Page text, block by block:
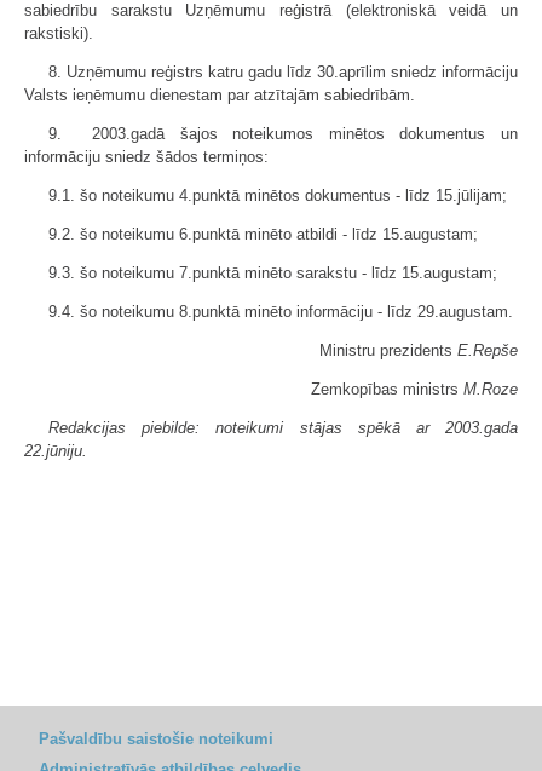
sabiedrību sarakstu Uzņēmumu reģistrā (elektroniskā veidā un
rakstiski).
8. Uzņēmumu reģistrs katru gadu līdz 30.aprīlim sniedz informāciju
Valsts ieņēmumu dienestam par atzītajām sabiedrībām.
9. 2003.gadā šajos noteikumos minētos dokumentus un
informāciju sniedz šādos termiņos:
9.1. šo noteikumu 4.punktā minētos dokumentus - līdz 15.jūlijam;
9.2. šo noteikumu 6.punktā minēto atbildi - līdz 15.augustam;
9.3. šo noteikumu 7.punktā minēto sarakstu - līdz 15.augustam;
9.4. šo noteikumu 8.punktā minēto informāciju - līdz 29.augustam.
Ministru prezidents E.Repše
Zemkopības ministrs M.Roze
Redakcijas piebilde: noteikumi stājas spēkā ar 2003.gada
22.jūniju.
Pašvaldību saistošie noteikumi